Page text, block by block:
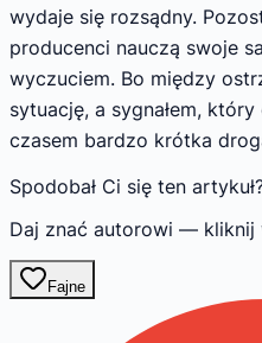
wydaje się rozsądny.
producenci nauczą swoje
wyczuciem. Bo między
sytuację, a sygnałem,
czasem bardzo krótka
Spodobał Ci się ten
Daj znać autorowi — kliknij
Fajne